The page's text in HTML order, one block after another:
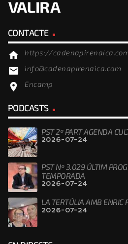
CONTACTE
home https://
email info@cadenapirenaica.com
location_on Encamp
PODCASTS
PST 2ª PART AGENDA
2026-07-24
PST Nº 3.029 ÚLTIM
TEMPORADA
2026-07-24
LA TERTÚLIA AMB ENRIC
2026-07-24